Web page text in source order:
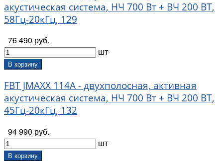
акустическая система, НЧ 700 Вт + ВЧ 200 ВТ,
58Гц-20кГц, 129
76 490 руб.
шт
В корзину
FBT JMAXX 114A - двухполосная, активная
акустическая система, НЧ 700 Вт + ВЧ 200 ВТ,
45Гц-20кГц, 132
94 990 руб.
шт
В корзину